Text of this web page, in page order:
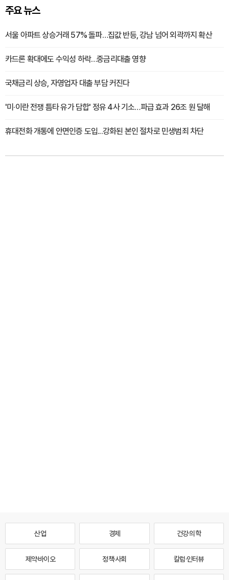
주요 뉴스
서울 아파트 상승거래 57% 돌파…집값 반등, 강남 넘어 외곽까지 확산
카드론 확대에도 수익성 하락…중금리대출 영향
국채금리 상승, 자영업자 대출 부담 커진다
'미·이란 전쟁 틈타 유가 담합' 정유 4사 기소…파급 효과 26조 원 달해
휴대전화 개통에 안면인증 도입...강화된 본인 절차로 민생범죄 차단
산업 경제 건강·의학
제약·바이오 정책·사회 칼럼·인터뷰